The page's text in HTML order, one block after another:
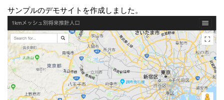
サンプルのデモサイトを作成しました。